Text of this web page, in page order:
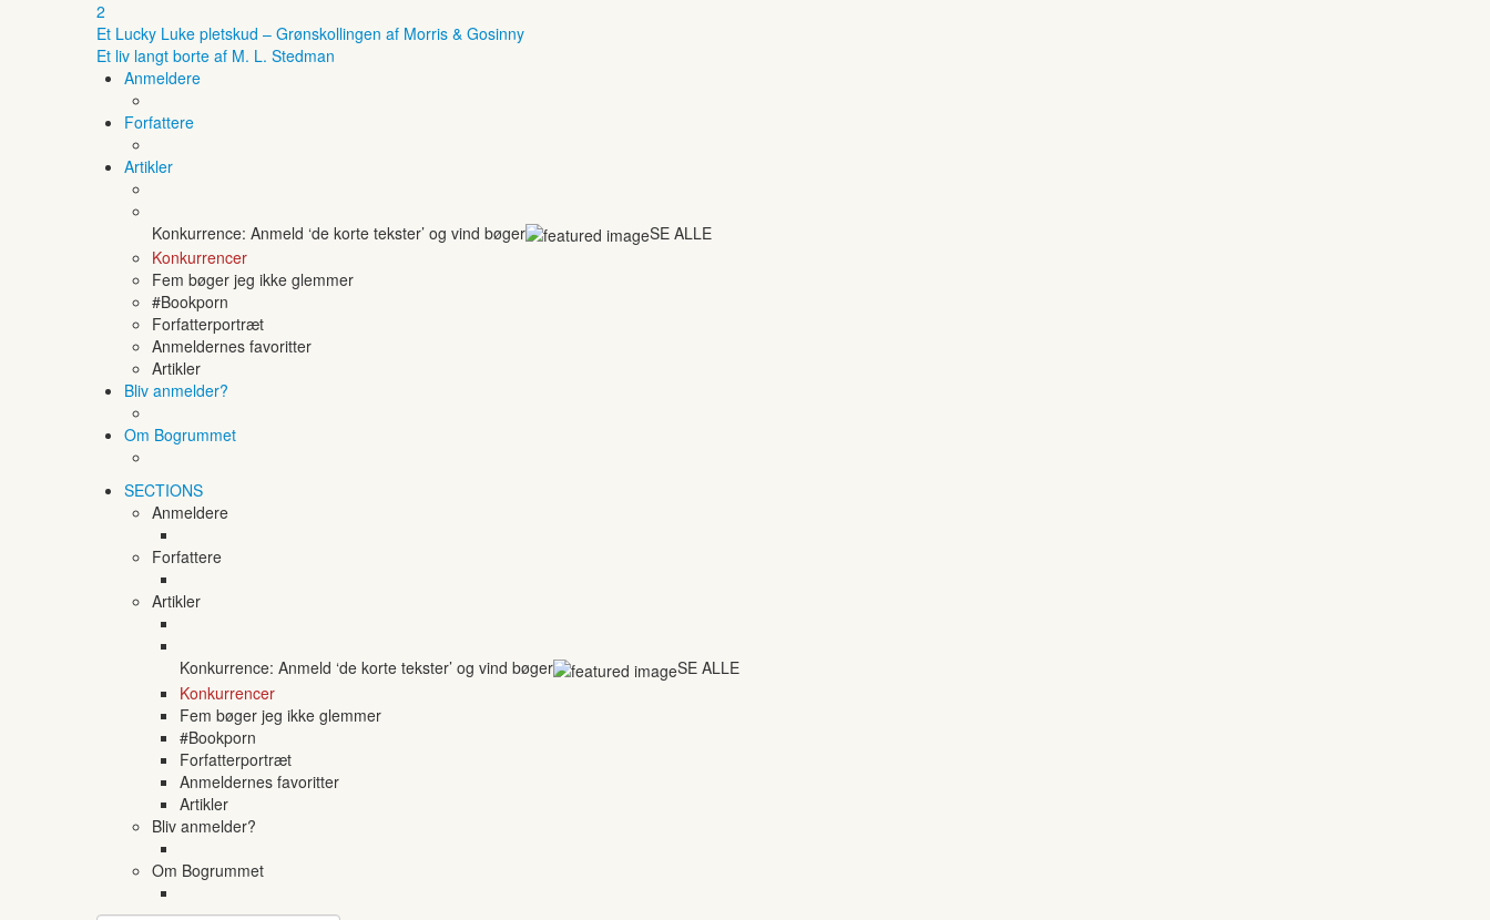
2
Et Lucky Luke pletskud – Grønskollingen af Morris & Gosinny
Et liv langt borte af M. L. Stedman
Anmeldere
Forfattere
Artikler
Konkurrence: Anmeld ‘de korte tekster’ og vind bøger
SE ALLE
Konkurrencer
Fem bøger jeg ikke glemmer
#Bookporn
Forfatterportræt
Anmeldernes favoritter
Artikler
Bliv anmelder?
Om Bogrummet
SECTIONS
Anmeldere
Forfattere
Artikler
Konkurrence: Anmeld ‘de korte tekster’ og vind bøger
SE ALLE
Konkurrencer
Fem bøger jeg ikke glemmer
#Bookporn
Forfatterportræt
Anmeldernes favoritter
Artikler
Bliv anmelder?
Om Bogrummet